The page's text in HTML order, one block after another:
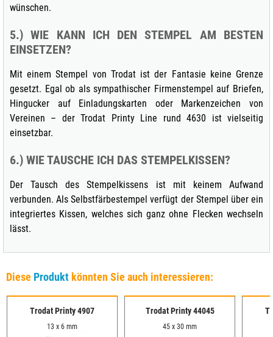
wünschen.
5.) WIE KANN ICH DEN STEMPEL AM BESTEN
EINSETZEN?
Mit einem Stempel von Trodat ist der Fantasie keine Grenze
gesetzt. Egal ob als sympathischer Firmenstempel auf Briefen,
Hingucker auf Einladungskarten oder Markenzeichen von
Vereinen – der Trodat Printy Line rund 4630 ist vielseitig
einsetzbar.
6.) WIE TAUSCHE ICH DAS STEMPELKISSEN?
Der Tausch des Stempelkissens ist mit keinem Aufwand
verbunden. Als Selbstfärbestempel verfügt der Stempel über ein
integriertes Kissen, welches sich ganz ohne Flecken wechseln
lässt.
Diese Produktkönnten Sie auch interessieren:
Trodat Printy 4907
13 x 6 mm
Trodat Printy 44045
45 x 30 mm